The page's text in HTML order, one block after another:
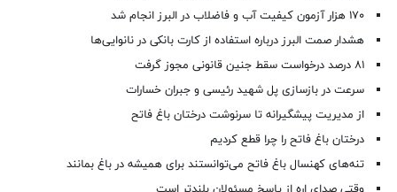
۱۷۰ هزار آزمون کیفیت آب و فاضلاب در البرز انجام شد
هشدار صمت البرز درباره استفاده از کارت بانکی در نانوایی‌ها
۸۱ درصد درخواست‌ سقط جنین قانونی مجوز گرفت
سرعت در بازسازی پل شهید رئیسی و جبران خسارات
از مدیریت پیشگیرانه تا سرنوشت درختان باغ فاتح
درختان باغ فاتح را چرا قطع کردیم
تنه‌های کهنسال باغ فاتح می‌توانستند برای همیشه در باغ بمانند